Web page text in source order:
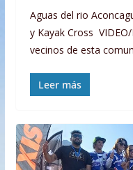
Aguas del rio
y Kayak Cross
vecinos de esta
Leer más